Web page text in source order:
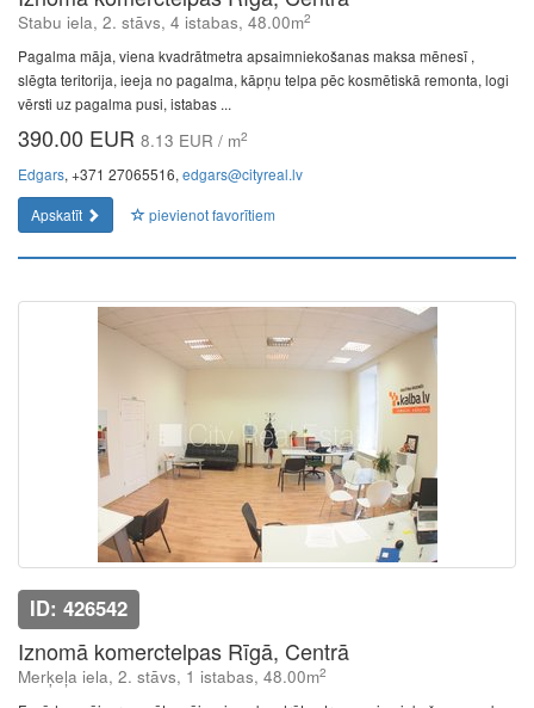
Stabu iela, 2. stāvs, 4 istabas, 48.00m2
Pagalma māja, viena kvadrātmetra apsaimniekošanas maksa mēnesī ,
slēgta teritorija, ieeja no pagalma, kāpņu telpa pēc kosmētiskā remonta, logi
vērsti uz pagalma pusi, istabas ...
390.00 EUR 8.13 EUR / m2
Edgars, +371 27065516, edgars@cityreal.lv
Apskatīt
pievienot favorītiem
ID: 426542
Iznomā komerctelpas Rīgā, Centrā
Merķeļa iela, 2. stāvs, 1 istabas, 48.00m2